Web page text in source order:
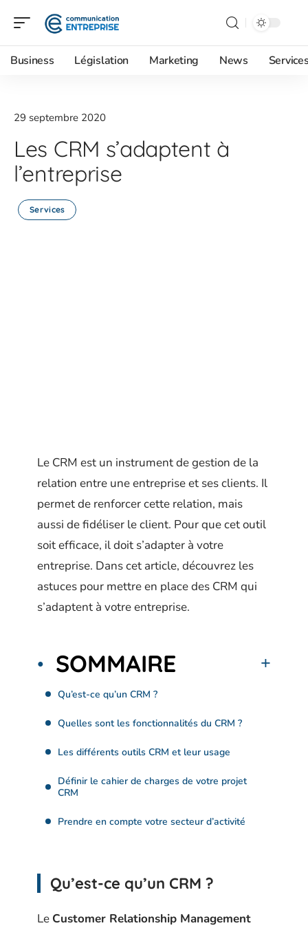
Business Législation Marketing News
29 septembre 2020
Les CRM s’adaptent à
l’entreprise
Services
Le CRM est un instrument de gestion de la
relation entre une entreprise et ses clients. Il
permet de renforcer cette relation, mais
aussi de fidéliser le client. Pour que cet outil
soit efficace, il doit s’adapter à votre
entreprise. Dans cet article, découvrez les
astuces pour mettre en place des CRM qui
s’adaptent à votre entreprise.
SOMMAIRE
Qu’est-ce qu’un CRM ?
Quelles sont les fonctionnalités du CRM ?
Les différents outils CRM et leur usage
Définir le cahier de charges de votre projet
CRM
Prendre en compte votre secteur d’activité
Qu’est-ce qu’un CRM ?
Le Customer Relationship Management